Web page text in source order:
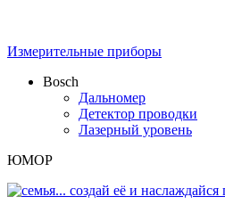
Измерительные приборы
Bosch
Дальномер
Детектор проводки
Лазерный уровень
ЮМОР